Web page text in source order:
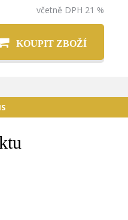
včetně DPH 21 %
KOUPIT ZBOŽÍ